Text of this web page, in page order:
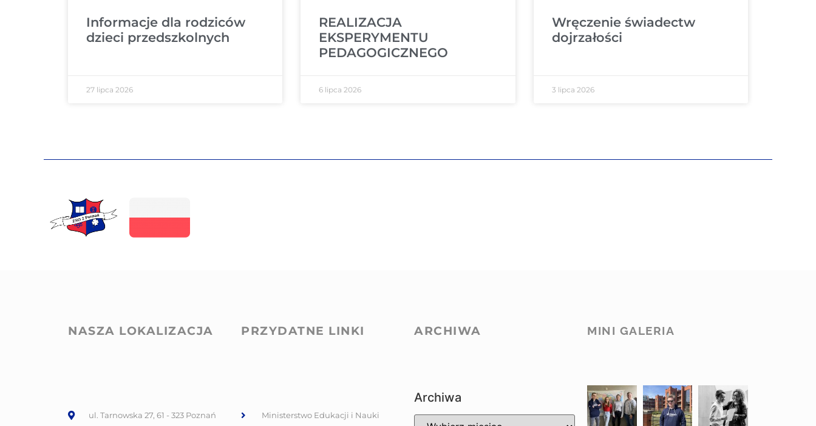
Informacje dla rodziców
dzieci przedszkolnych
27 lipca 2026
REALIZACJA
EKSPERYMENTU
PEDAGOGICZNEGO
6 lipca 2026
Wręczenie świadectw
dojrzałości
3 lipca 2026
NASZA LOKALIZACJA
ul. Tarnowska 27, 61 - 323 Poznań
PRZYDATNE LINKI
Ministerstwo Edukacji i Nauki
ARCHIWA
Archiwa
MINI GALERIA